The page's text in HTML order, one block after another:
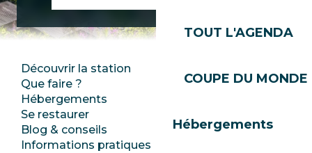
TOUT L'AGENDA
COUPE DU
Hébergements
Découvrir la station
Que faire ?
Hébergements
Se restaurer
Blog & conseils
Informations pratiques
Club Les Gets
Ecotourisme